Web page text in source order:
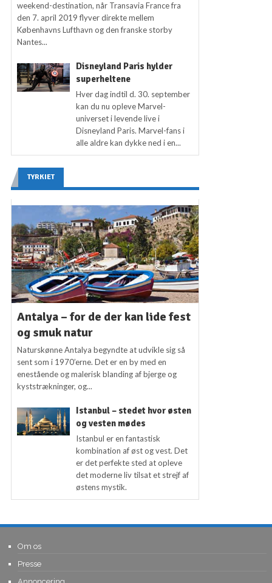
weekend-destination, når Transavia France fra
den 7. april 2019 flyver direkte mellem
Københavns Lufthavn og den franske storby
Nantes...
Disneyland Paris hylder
superheltene
Hver dag indtil d. 30. september
kan du nu opleve Marvel-
universet i levende live i
Disneyland Paris. Marvel-fans i
alle aldre kan dykke ned i en...
TYRKIET
Antalya – for de der kan lide fest
og smuk natur
Naturskønne Antalya begyndte at udvikle sig så
sent som i 1970’erne. Det er en by med en
enestående og malerisk blanding af bjerge og
kyststrækninger, og...
Istanbul – stedet hvor østen
og vesten mødes
Istanbul er en fantastisk
kombination af øst og vest. Det
er det perfekte sted at opleve
det moderne liv tilsat et strejf af
østens mystik.
Om os
Presse